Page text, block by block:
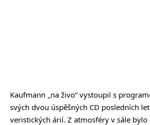
Kaufmann „na živo“ vystoupil s
svých dvou úspěšných CD posledních
veristických árií. Z atmosféry v sále